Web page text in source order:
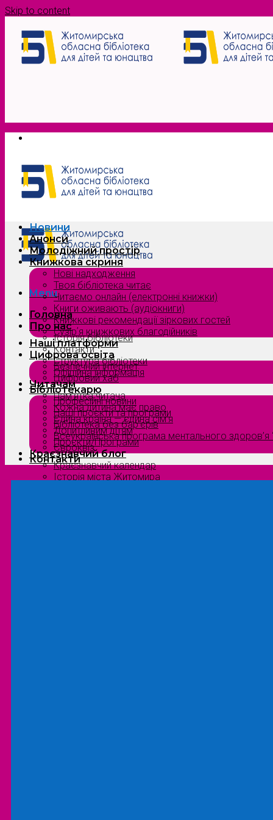
Skip to content
Menu
Головна
Про нас
Історія бібліотеки
Контакти
Структура бібліотеки
Офіційна інформація
Читачам
Пам’ятка читача
Кожна дитина має право
Єдина країна — єдина сім’я
Допитливим дітям
Проєкти/Програми
Краєзнавчий блог
Краєзнавчий календар
Історія міста Житомира
Новини
Анонси
Молодіжний простір
Книжкова скриня
Нові надходження
Твоя бібліотека читає
Читаємо онлайн (електронні книжки)
Книги оживають (аудіокниги)
Книжкові рекомендації зіркових гостей
Сузірʼя книжкових благодійників
Наші платформи
Цифрова освіта
Безпечний інтернет
Цифровий хаб
Бібліотекарю
Професійні новини
Наші проєкти та програми
Бібліотека без бар’єрів
Всеукраїнська програма ментального здоров’я
Євроквіз
Контакти